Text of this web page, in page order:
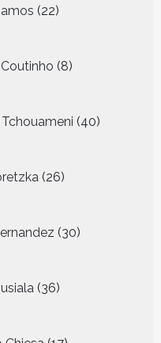
22
producten
8
producten
40
producten
26
producten
30
producten
36
producten